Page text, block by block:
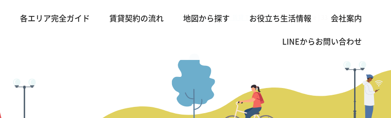
各エリア完全ガイド 賃貸契約の流れ 地図から探す お役立ち生活情報 会社案内
LINEからお問い合わせ
バンコクの不動産・賃貸 TOP>2BED> 33 Residence | 33 レジデンス